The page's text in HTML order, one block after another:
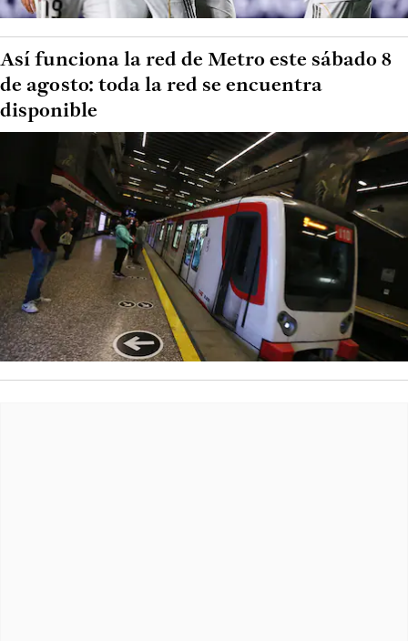
Así funciona la red de Metro este sábado 8
de agosto: toda la red se encuentra
disponible